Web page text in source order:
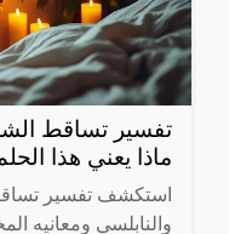
تفسير تساقط
ماذا يعني هذا
استكشف تفسير
والنابلسي ومعانيه